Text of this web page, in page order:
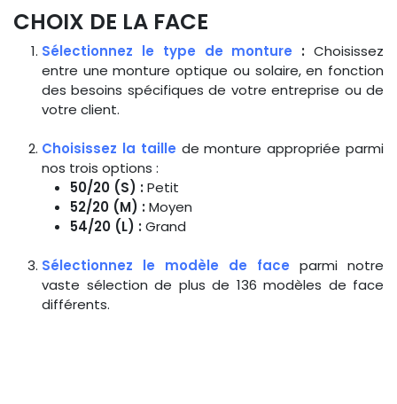
CHOIX DE LA FACE
Sélectionnez le type de monture : Choisissez
entre une monture optique ou solaire, en fonction
des besoins spécifiques de votre entreprise ou de
votre client.
Choisissez la taille de monture appropriée parmi
nos trois options :
50/20 (S) :Petit
52/20 (M) :Moyen
54/20 (L) :Grand
Sélectionnez le modèle de face parmi notre
vaste sélection de plus de 136 modèles de face
différents.